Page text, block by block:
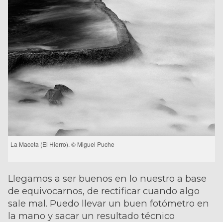
La Maceta (El Hierro). © Miguel Puche
Llegamos a ser buenos en lo nuestro a base
de equivocarnos, de rectificar cuando algo
sale mal. Puedo llevar un buen fotómetro en
la mano y sacar un resultado técnico